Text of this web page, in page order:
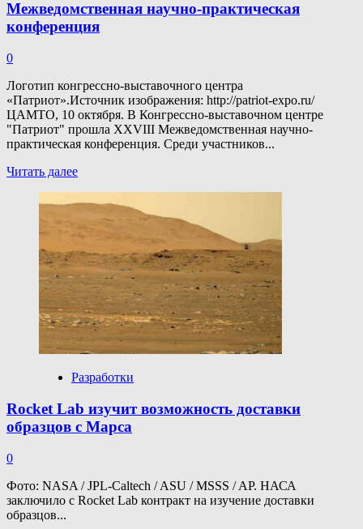
Межведомственная научно-практическая
конференция
0
Логотип конгрессно-выставочного центра
«Патриот».Источник изображения: http://patriot-expo.ru/
ЦАМТО, 10 октября. В Конгрессно-выставочном центре
"Патриот" прошла XXVIII Межведомственная научно-
практическая конференция. Среди участников...
Читать далееПрочитать
о
КВЦ
«Патриот»
прошла
XXVIII
Межведомственная
научно-
практическая
конференция
Разработки
Rocket Lab изучит возможность доставки
образцов с Марса
0
Фото: NASA / JPL-Caltech / ASU / MSSS / AP. НАСА
заключило с Rocket Lab контракт на изучение доставки
образцов...